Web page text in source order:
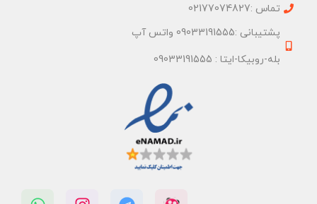
تماس :02177074827
پشتیبانی :09033191555 واتس آپ
بله-روبیکا-ایتا : 09033191555